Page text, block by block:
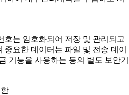
호는 암호화되어 저장 및 관리되고
중요한 데이터는 파일 및 전송 데이
기능을 사용하는 등의 별도 보안기